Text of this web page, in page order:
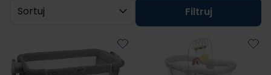
Sortuj wg
Filtruj